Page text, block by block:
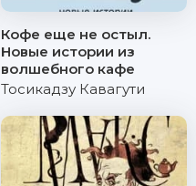
Кофе еще не остыл.
Новые истории из
волшебного кафе
Тосикадзу Кавагути